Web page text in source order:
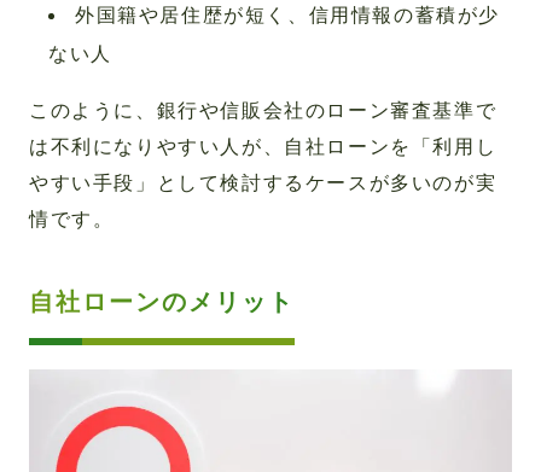
外国籍や居住歴が短く、信用情報の蓄積が少
ない人
このように、銀行や信販会社のローン審査基準で
は不利になりやすい人が、自社ローンを「利用し
やすい手段」として検討するケースが多いのが実
情です。
自社ローンのメリット